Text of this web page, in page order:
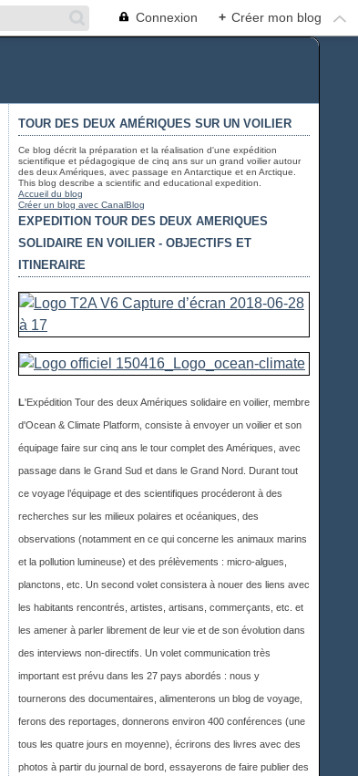
Connexion + Créer mon blog
TOUR DES DEUX AMÉRIQUES SUR UN VOILIER
Ce blog décrit la préparation et la réalisation d'une expédition
scientifique et pédagogique de cinq ans sur un grand voilier autour
des deux Amériques, avec passage en Antarctique et en Arctique.
This blog describe a scientific and educational expedition.
Accueil du blog
Créer un blog avec CanalBlog
EXPEDITION TOUR DES DEUX AMERIQUES
SOLIDAIRE EN VOILIER - OBJECTIFS ET
ITINERAIRE
L'Expédition Tour des deux Amériques solidaire en voilier, membre
d'Ocean & Climate Platform, consiste à envoyer un voilier et son
équipage faire sur cinq ans le tour complet des Amériques, avec
passage dans le Grand Sud et dans le Grand Nord. Durant tout
ce voyage l’équipage et des scientifiques procéderont à des
recherches sur les milieux polaires et océaniques, des
observations (notamment en ce qui concerne les animaux marins
et la pollution lumineuse) et des prélèvements : micro-algues,
planctons, etc. Un second volet consistera à nouer des liens avec
les habitants rencontrés, artistes, artisans, commerçants, etc. et
les amener à parler librement de leur vie et de son évolution dans
des interviews non-directifs. Un volet communication très
important est prévu dans les 27 pays abordés : nous y
tournerons des documentaires, alimenterons un blog de voyage,
ferons des reportages, donnerons environ 400 conférences (une
tous les quatre jours en moyenne), écrirons des livres avec des
photos à partir du journal de bord, essayerons de faire publier des